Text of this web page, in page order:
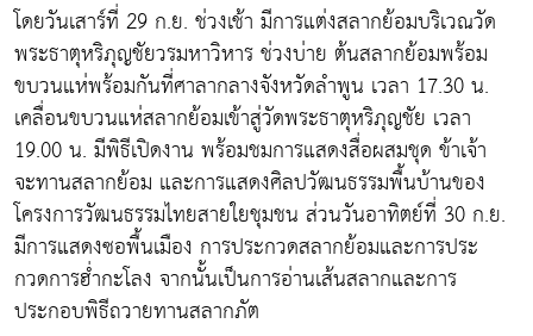
โดยวันเสาร์ที่ 29 ก.ย. ช่วงเช้า มีการแต่งสลากย้อมบริเวณวัด
พระธาตุหริภุญชัยวรมหาวิหาร ช่วงบ่าย ต้นสลากย้อมพร้อม
ขบวนแห่พร้อมกันที่ศาลากลางจังหวัดลำพูน เวลา 17.30 น.
เคลื่อนขบวนแห่สลากย้อมเข้าสู่วัดพระธาตุหริภุญชัย เวลา
19.00 น. มีพิธีเปิดงาน พร้อมชมการแสดงสื่อผสมชุด ข้าเจ้า
จะทานสลากย้อม และการแสดงศิลปวัฒนธรรมพื้นบ้านของ
โครงการวัฒนธรรมไทยสายใยชุมชน ส่วนวันอาทิตย์ที่ 30 ก.ย.
มีการแสดงซอพื้นเมือง การประกวดสลากย้อมและการประ
กวดการฮ่ำกะโลง จากนั้นเป็นการอ่านเส้นสลากและการ
ประกอบพิธีถวายทานสลากภัต